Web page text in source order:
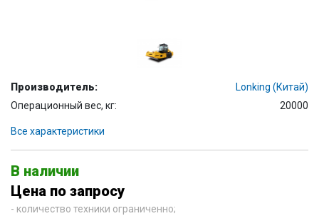
Производитель:
Lonking (Китай)
Операционный вес, кг:
20000
Все характеристики
В наличии
Цена по запросу
- количество техники ограниченно;